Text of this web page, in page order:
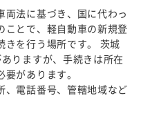
法に基づき、国に代わっ
ことで、軽自動車の新規登
きを行う場所です。 茨城
りますが、手続きは所在
があります。
、電話番号、管轄地域など